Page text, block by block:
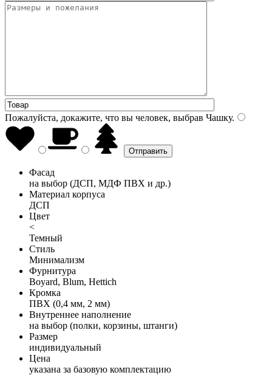
Пожалуйста, докажите, что вы человек, выбрав Чашку.
Фасад
на выбор (ДСП, МДФ ПВХ и др.)
Материал корпуса
ДСП
Цвет
<
Темный
Стиль
Минимализм
Фурнитура
Boyard, Blum, Hettich
Кромка
ПВХ (0,4 мм, 2 мм)
Внутреннее наполнение
на выбор (полки, корзины, штанги)
Размер
индивидуальный
Цена
указана за базовую комплектацию